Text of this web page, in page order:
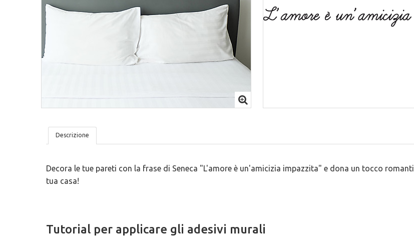
Fiori
Ironici
Scritte Per ParetiPer Le Mattonelle
Scritte Per Specchi
Bloomingville
Tessere Componibili In Legno
Tovagliette
Cucina Di Cartone
Frigo Giocattolo
€ $
Descrizione
Decora le tue pareti con la frase di Seneca "L'amore è un'amicizia impazzita" e dona un tocco
tua casa!
Tutorial per applicare gli adesivi murali